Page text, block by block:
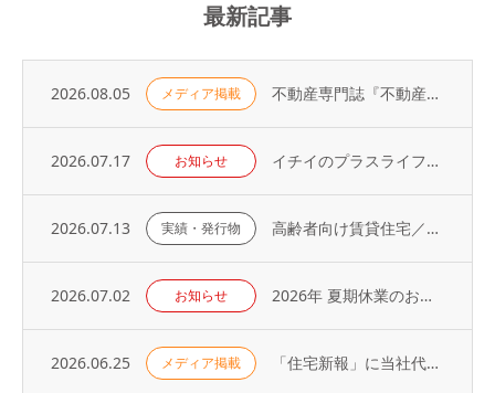
最新記事
2026.08.05 メディア掲載 不動産専門誌『不動産コンサルティングプラス』に弊社代表・荻野の寄稿記事が掲載されました
2026.07.17 お知らせ イチイのプラスライフサービス「 オーナーアプリ」導入のお知らせ
2026.07.13 実績・発行物 高齢者向け賃貸住宅／取り扱い戸数（2026年）
2026.07.02 お知らせ 2026年 夏期休業のお知らせ
2026.06.25 メディア掲載 「住宅新報」に当社代表の取材記事が掲載されました（2026年6月23日号）